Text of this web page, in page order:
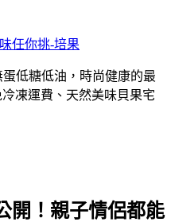
任你挑-培果
低糖低油，時尚健康的最
凍運費、天然美味貝果宅
開！親子情侶都能